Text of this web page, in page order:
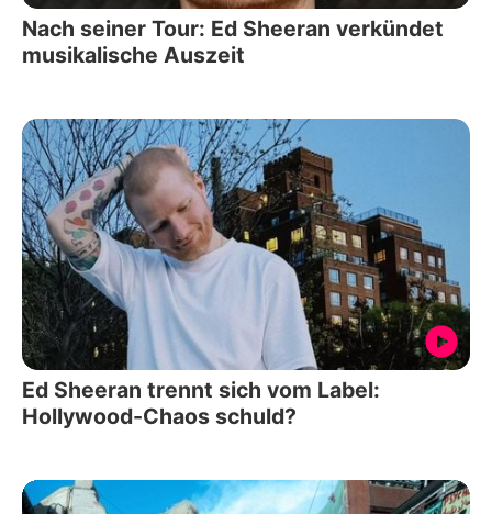
Nach seiner Tour: Ed Sheeran verkündet
musikalische Auszeit
Ed Sheeran trennt sich vom Label:
Hollywood-Chaos schuld?